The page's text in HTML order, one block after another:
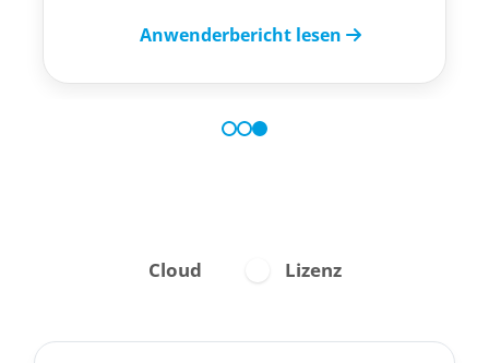
Anwenderbericht lesen
Cloud Lizenz